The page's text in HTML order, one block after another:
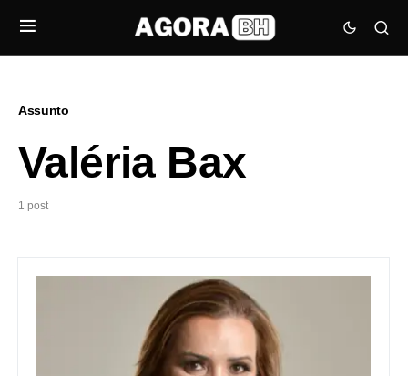
Assunto
Valéria Bax
1 post